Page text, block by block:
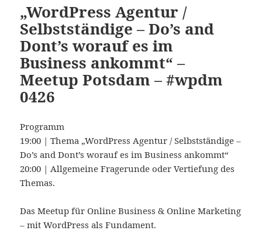
„WordPress Agentur /
Selbstständige – Do’s and
Dont’s worauf es im
Business ankommt“ –
Meetup Potsdam – #wpdm
0426
Programm
19:00 | Thema „WordPress Agentur / Selbstständige –
Do’s and Dont’s worauf es im Business ankommt“
20:00 | Allgemeine Fragerunde oder Vertiefung des
Themas.
Das Meetup für Online Business & Online Marketing
– mit WordPress als Fundament.